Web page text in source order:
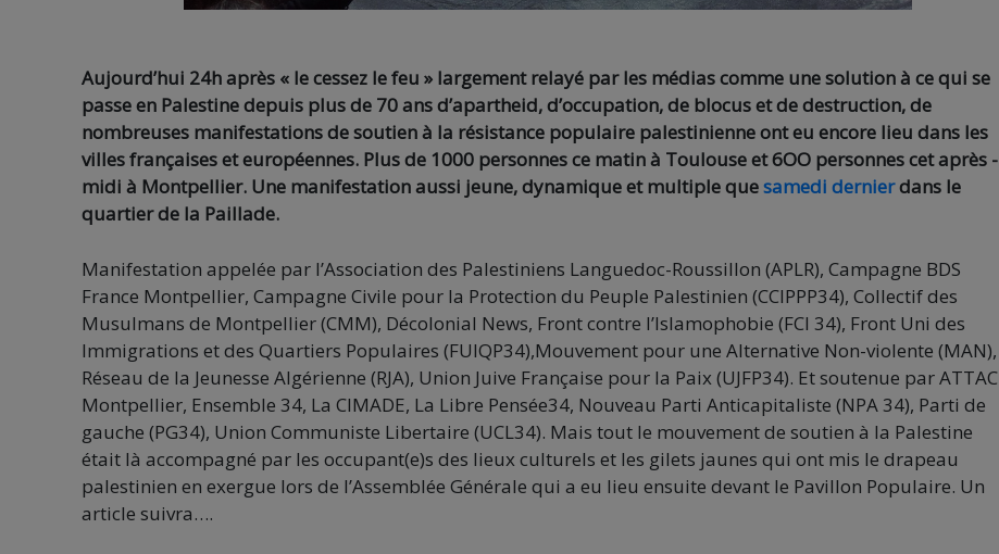
Aujourd’hui 24h après « le cessez le feu » largement relayé par les médias comme une solution à ce qui se
passe en Palestine depuis plus de 70 ans d’apartheid, d’occupation, de blocus et de destruction, de
nombreuses manifestations de soutien à la résistance populaire palestinienne ont eu encore lieu dans les
villes françaises et européennes. Plus de 1000 personnes ce matin à Toulouse et 6OO personnes cet après -
midi à Montpellier. Une manifestation aussi jeune, dynamique et multiple quesamedi dernierdans le
quartier de la Paillade.
Manifestation appelée par l’Association des Palestiniens Languedoc-Roussillon (APLR), Campagne BDS
France Montpellier, Campagne Civile pour la Protection du Peuple Palestinien (CCIPPP34), Collectif des
Musulmans de Montpellier (CMM), Décolonial News, Front contre l’Islamophobie (FCI 34), Front Uni des
Immigrations et des Quartiers Populaires (FUIQP34),Mouvement pour une Alternative Non-violente (MAN),
Réseau de la Jeunesse Algérienne (RJA), Union Juive Française pour la Paix (UJFP34). Et soutenue par ATTAC
Montpellier, Ensemble 34, La CIMADE, La Libre Pensée34, Nouveau Parti Anticapitaliste (NPA 34), Parti de
gauche (PG34), Union Communiste Libertaire (UCL34). Mais tout le mouvement de soutien à la Palestine
était là accompagné par les occupant(e)s des lieux culturels et les gilets jaunes qui ont mis le drapeau
palestinien en exergue lors de l’Assemblée Générale qui a eu lieu ensuite devant le Pavillon Populaire. Un
article suivra….